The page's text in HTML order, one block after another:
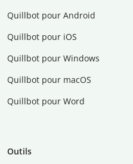
Quillbot pour Android
Quillbot pour iOS
Quillbot pour Windows
Quillbot pour macOS
Quillbot pour Word
Outils